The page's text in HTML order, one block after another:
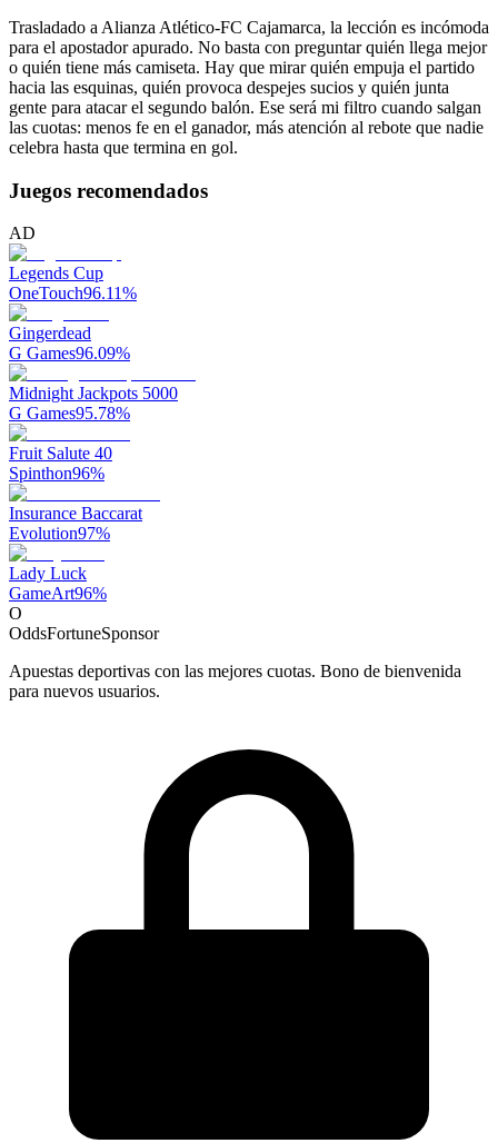
Trasladado a Alianza Atlético-FC Cajamarca, la lección es incómoda
para el apostador apurado. No basta con preguntar quién llega mejor
o quién tiene más camiseta. Hay que mirar quién empuja el partido
hacia las esquinas, quién provoca despejes sucios y quién junta
gente para atacar el segundo balón. Ese será mi filtro cuando salgan
las cuotas: menos fe en el ganador, más atención al rebote que nadie
celebra hasta que termina en gol.
Juegos recomendados
AD
Legends Cup
OneTouch96.11%
Gingerdead
G Games96.09%
Midnight Jackpots 5000
G Games95.78%
Fruit Salute 40
Spinthon96%
Insurance Baccarat
Evolution97%
Lady Luck
GameArt96%
O
OddsFortuneSponsor
Apuestas deportivas con las mejores cuotas. Bono de bienvenida
para nuevos usuarios.